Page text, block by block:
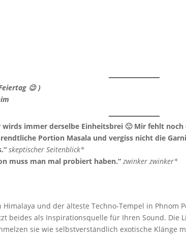
😉 )
immer derselbe Einheitsbrei 🙁 Mir fehlt noch
Portion Masala und vergiss nicht die
skeptischer Seitenblick*
muss man mal probiert haben.“ zwinker zwinker*
und der älteste Techno-Tempel in Phnom
beides als Inspirationsquelle für Ihren Sound.
sie wie selbstverständlich exotische